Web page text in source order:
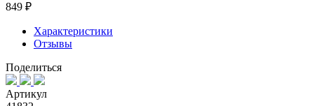
849 ₽
Характеристики
Отзывы
Поделиться
Артикул